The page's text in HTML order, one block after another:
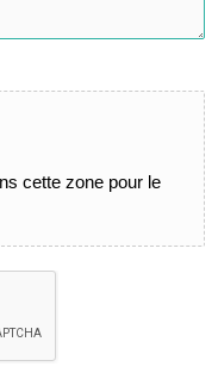
cette zone pour le